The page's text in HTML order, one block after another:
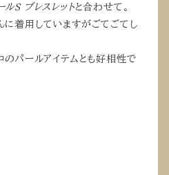
ルS ブレスレットと合わせて。
に着用していますがごてごてし
パールアイテムとも好相性で